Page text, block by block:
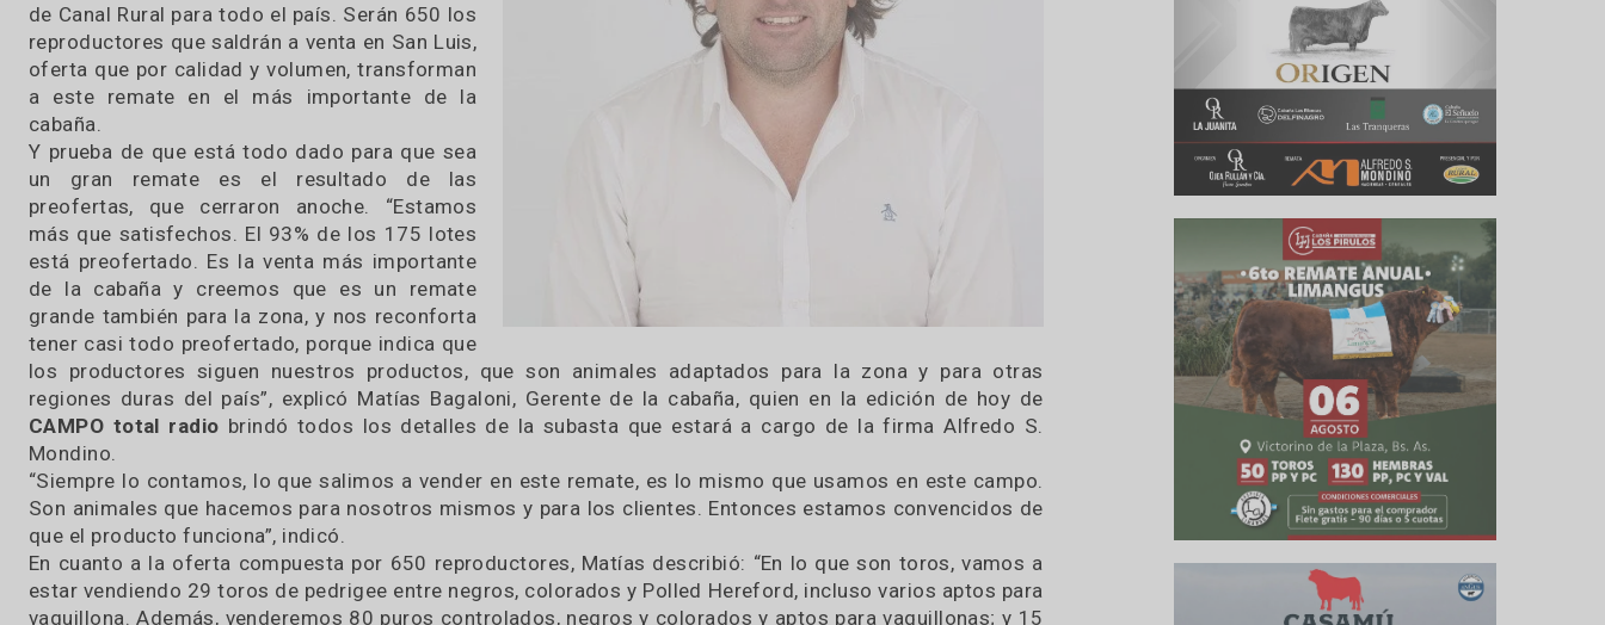
expectativas que rodean al remate, en Estancia
El Retiro de Nueva Galia, el equipo de Los
Murmullos están organizando los detalles
finales para la 11ª venta anual y por la pantalla
de Canal Rural para todo el país. Serán 650 los
reproductores que saldrán a venta en San Luis,
oferta que por calidad y volumen, transforman
a este remate en el más importante de la
cabaña.
Y prueba de que está todo dado para que sea
un gran remate es el resultado de las
preofertas, que cerraron anoche. “Estamos
más que satisfechos. El 93% de los 175 lotes
está preofertado. Es la venta más importante
de la cabaña y creemos que es un remate
grande también para la zona, y nos reconforta
tener casi todo preofertado, porque indica que
los productores siguen nuestros productos, que son animales adaptados para la zona y para otras
regiones duras del país”, explicó Matías Bagaloni, Gerente de la cabaña, quien en la edición de hoy de
CAMPO total radiobrindó todos los detalles de la subasta que estará a cargo de la firma Alfredo S.